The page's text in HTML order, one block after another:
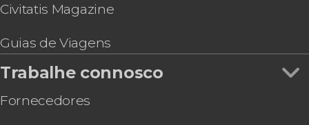
Civitatis Magazine
Guias de Viagens
Trabalhe connosco
Fornecedores